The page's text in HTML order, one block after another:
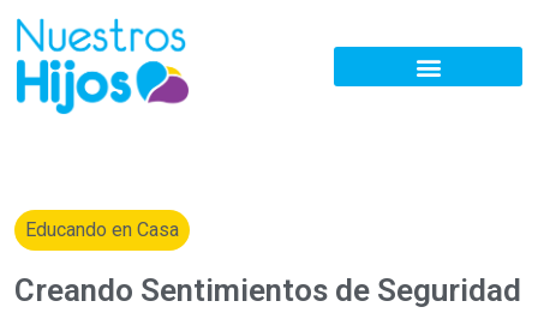
Educando en Casa
Creando Sentimientos de Seguridad